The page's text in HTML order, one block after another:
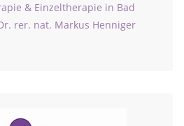
& Einzeltherapie in Bad
rer. nat. Markus Henniger